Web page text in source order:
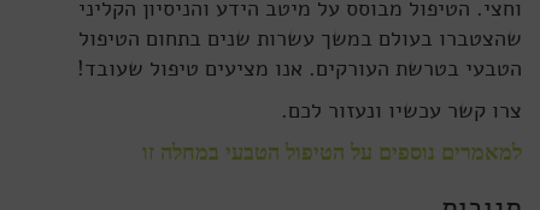
וחצי. הטיפול מבוסס על מיטב הידע והניסיון הקליני
שהצטברו בעולם במשך עשרות שנים בתחום הטיפול
הטבעי בטרשת העורקים. אנו מציעים טיפול שעובד!
צרו קשר עכשיו ונעזור לכם.
למאמרים נוספים על הטיפול הטבעי במחלה זו